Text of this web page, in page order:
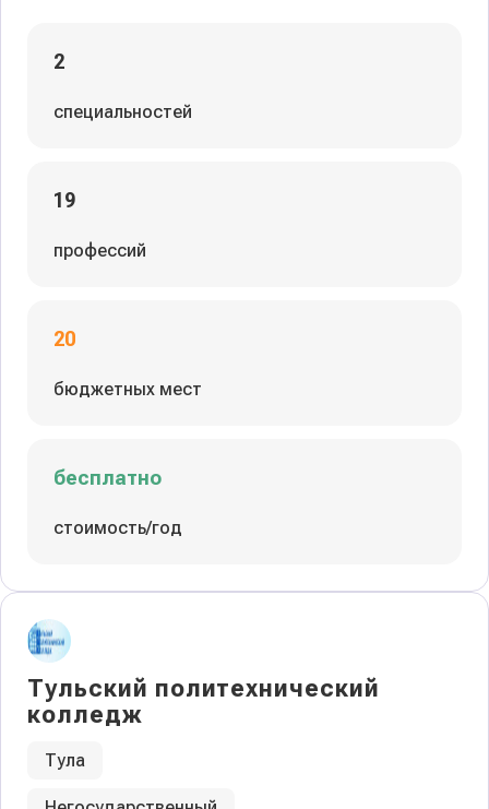
2
специальностей
19
профессий
20
бюджетных мест
бесплатно
стоимость/год
Тульский политехнический
колледж
Тула